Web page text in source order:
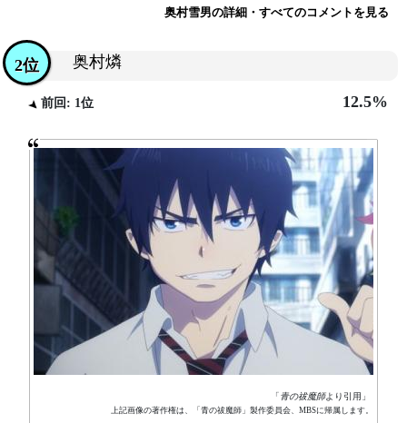
奥村雪男の詳細・すべてのコメントを見る
奥村燐
2位
前回: 1位 12.5%
「青の祓魔師より引用」
上記画像の著作権は、「青の祓魔師」製作委員会、MBSに帰属します。